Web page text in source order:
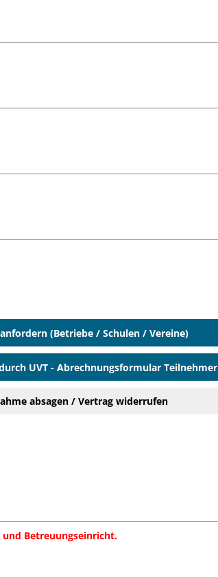
(Betriebe / Schulen / Vereine)
UVT - Abrechnungsformular Teilnehmer
absagen / Vertrag widerrufen
und Betreuungseinricht.